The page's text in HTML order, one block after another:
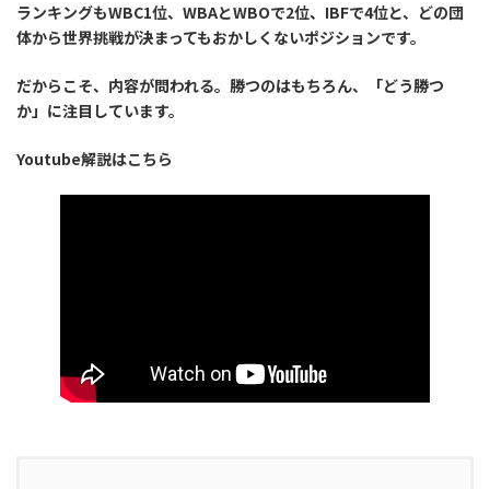
ランキングもWBC1位、WBAとWBOで2位、IBFで4位と、どの団
体から世界挑戦が決まってもおかしくないポジションです。
だからこそ、内容が問われる。勝つのはもちろん、「どう勝つ
か」に注目しています。
Youtube解説はこちら